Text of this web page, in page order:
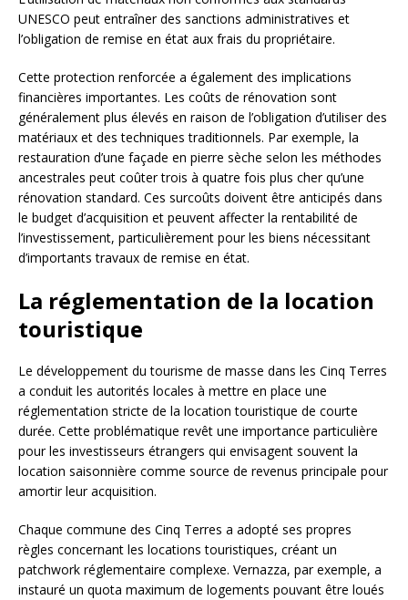
UNESCO peut entraîner des sanctions administratives et
l’obligation de remise en état aux frais du propriétaire.
Cette protection renforcée a également des implications
financières importantes. Les coûts de rénovation sont
généralement plus élevés en raison de l’obligation d’utiliser des
matériaux et des techniques traditionnels. Par exemple, la
restauration d’une façade en pierre sèche selon les méthodes
ancestrales peut coûter trois à quatre fois plus cher qu’une
rénovation standard. Ces surcoûts doivent être anticipés dans
le budget d’acquisition et peuvent affecter la rentabilité de
l’investissement, particulièrement pour les biens nécessitant
d’importants travaux de remise en état.
La réglementation de la location
touristique
Le développement du tourisme de masse dans les Cinq Terres
a conduit les autorités locales à mettre en place une
réglementation stricte de la location touristique de courte
durée. Cette problématique revêt une importance particulière
pour les investisseurs étrangers qui envisagent souvent la
location saisonnière comme source de revenus principale pour
amortir leur acquisition.
Chaque commune des Cinq Terres a adopté ses propres
règles concernant les locations touristiques, créant un
patchwork réglementaire complexe. Vernazza, par exemple, a
instauré un quota maximum de logements pouvant être loués